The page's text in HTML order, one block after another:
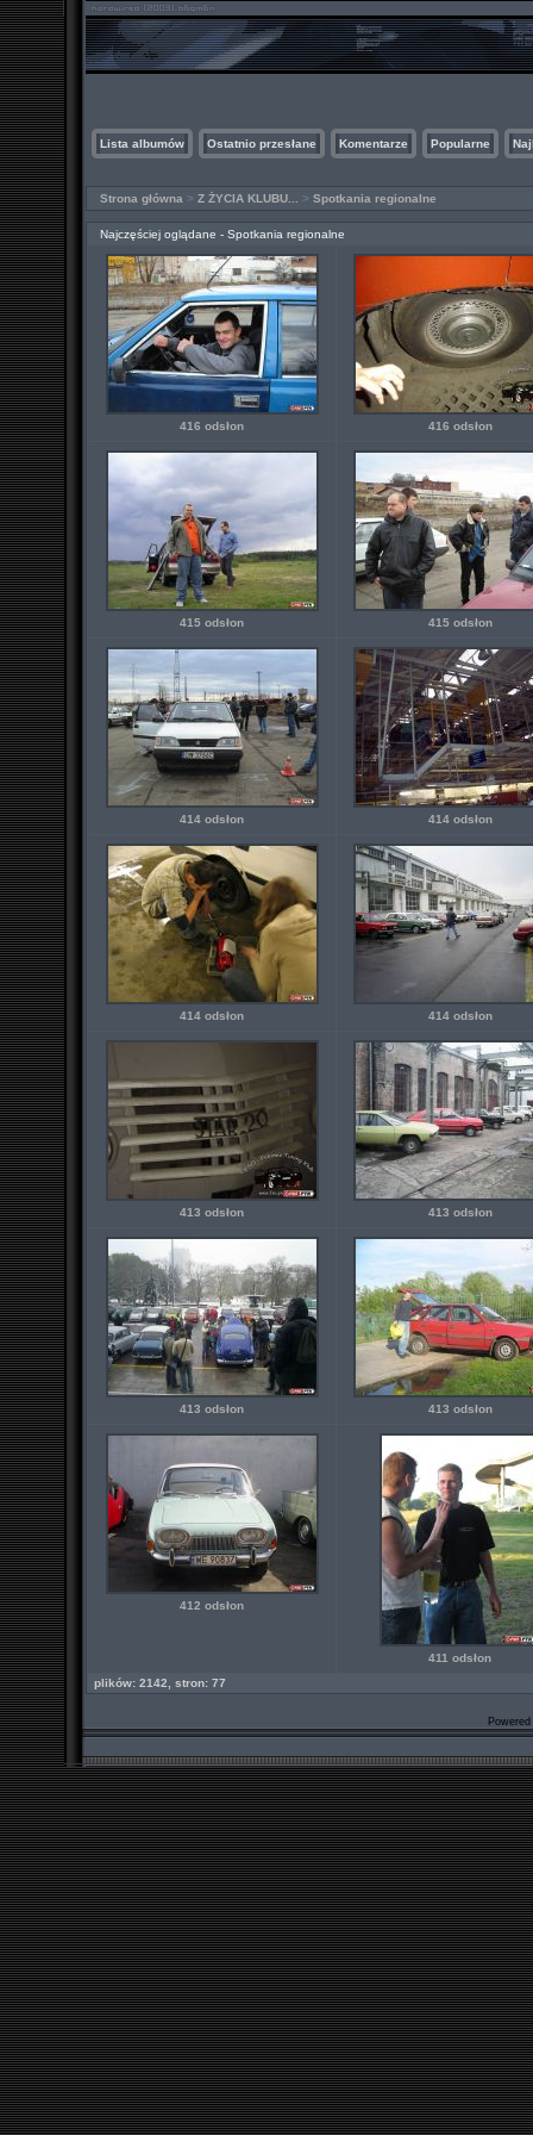
Lista albumów Ostatnio przesłane Komentarze Popularne
Strona główna > Z ŻYCIA KLUBU... > Spotkania regionalne
Najczęściej oglądane - Spotkania regionalne
416 odsłon 416 odsłon
415 odsłon 415 odsłon
414 odsłon 414 odsłon
414 odsłon 414 odsłon
413 odsłon 413 odsłon
413 odsłon 413 odsłon
412 odsłon
411 odsłon
plików: 2142, stron: 77